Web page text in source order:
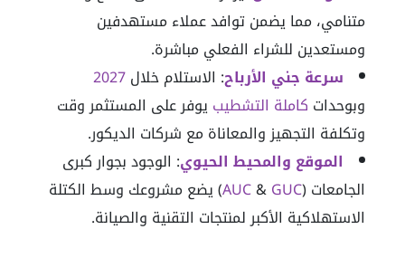
متنامي، مما يضمن توافد عملاء مستهدفين
ومستعدين للشراء الفعلي مباشرة.
سرعة جني الأرباح: الاستلام خلال2027
وبوحدات كاملة التشطيبيوفر على المستثمر وقت
وتكلفة التجهيز والمعاناة مع شركات الديكور.
الموقع والمحيط الحيوي: الوجود بجوار كبرى
الجامعات (
AUC&GUC
) يضع مشروعك وسط الكتلة
الاستهلاكية الأكبر لمنتجات التقنية والصيانة.